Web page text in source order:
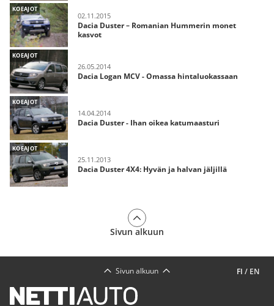
KOEAJOT
02.11.2015
Dacia Duster – Romanian Hummerin monet
kasvot
KOEAJOT
26.05.2014
Dacia Logan MCV - Omassa hintaluokassaan
KOEAJOT
14.04.2014
Dacia Duster - Ihan oikea katumaasturi
KOEAJOT
25.11.2013
Dacia Duster 4X4: Hyvän ja halvan jäljillä
Sivun alkuun
FI / EN
Sivun alkuun